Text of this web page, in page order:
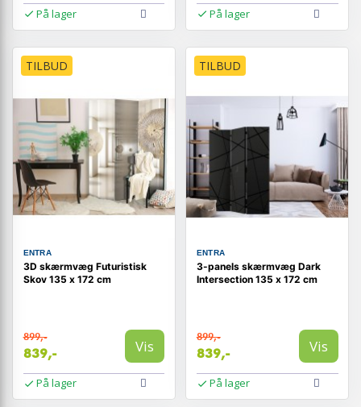
På lager På lager
TILBUD
ENTRA
3D skærmvæg Futuristisk
Skov 135 x 172 cm
899,-
839,- Vis
På lager
TILBUD
ENTRA
3-panels skærmvæg Dark
Intersection 135 x 172 cm
899,-
839,- Vis
På lager